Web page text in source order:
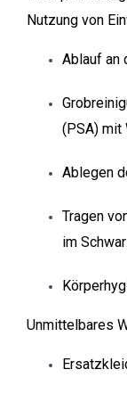
Nutzung von
Ablauf an
(PSA) mit
Ablegen
Tragen
im
Unmittelbares